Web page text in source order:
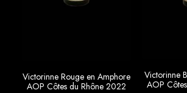
Victorinne Rouge en Amphore
AOP Côtes du Rhône 2022
Victorinne
AOP